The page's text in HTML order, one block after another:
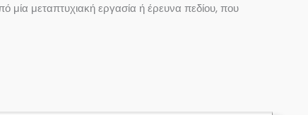
μία μεταπτυχιακή εργασία ή έρευνα πεδίου, που